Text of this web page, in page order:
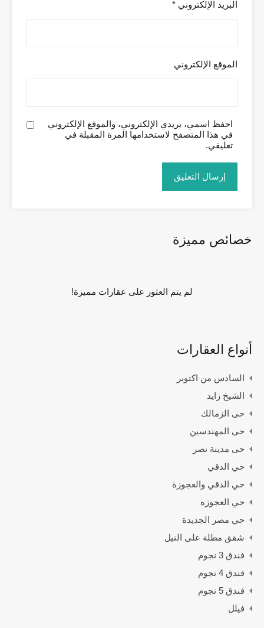
البريد الإلكتروني *
الموقع الإلكتروني
احفظ اسمي، بريدي الإلكتروني، والموقع الإلكتروني
في هذا المتصفح لاستخدامها المرة المقبلة في
تعليقي.
خصائص مميزة
لم يتم العثور على عقارات مميزة!
أنواع العقارات
السادس من اكتوبر
الشيخ زايد
حى الزمالك
حى المهندسين
حى مدينة نصر
حي الدقي
حي الدقي والعجوزة
حي العجوزه
حي مصر الجديدة
شقق مطلة على النيل
فندق 3 نجوم
فندق 4 نجوم
فندق 5 نجوم
فيلل